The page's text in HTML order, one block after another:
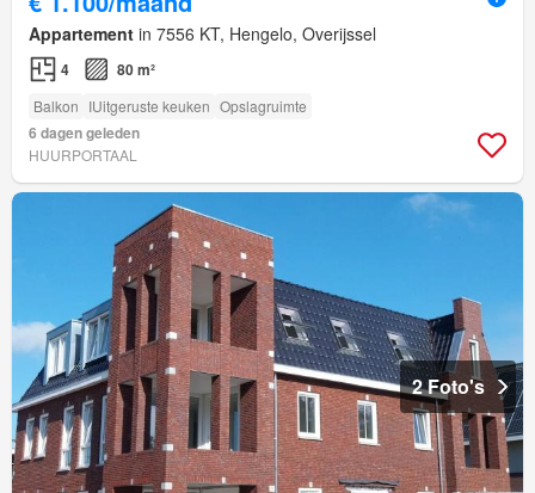
Appartement in 7556 KT, Hengelo, Overijssel
4 80 m²
Balkon IUitgeruste keuken Opslagruimte
6 dagen geleden
HUURPORTAAL
2 Foto's